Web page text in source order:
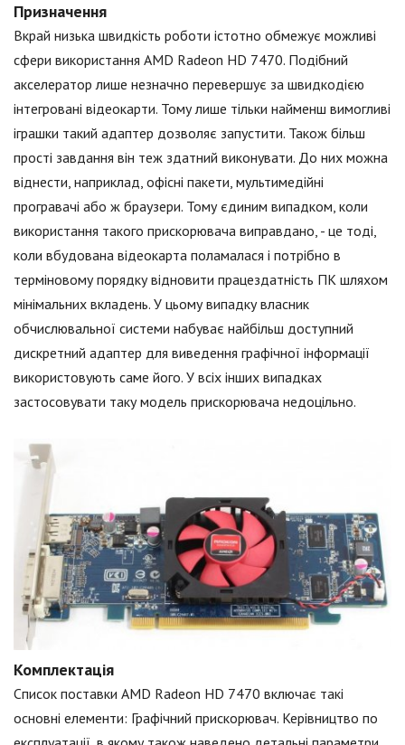
Призначення
Вкрай низька швидкість роботи істотно обмежує можливі
сфери використання AMD Radeon HD 7470. Подібний
акселератор лише незначно перевершує за швидкодією
інтегровані відеокарти. Тому лише тільки найменш вимогливі
іграшки такий адаптер дозволяє запустити. Також більш
прості завдання він теж здатний виконувати. До них можна
віднести, наприклад, офісні пакети, мультимедійні
програвачі або ж браузери. Тому єдиним випадком, коли
використання такого прискорювача виправдано, - це тоді,
коли вбудована відеокарта поламалася і потрібно в
терміновому порядку відновити працездатність ПК шляхом
мінімальних вкладень. У цьому випадку власник
обчислювальної системи набуває найбільш доступний
дискретний адаптер для виведення графічної інформації
використовують саме його. У всіх інших випадках
застосовувати таку модель прискорювача недоцільно.
Комплектація
Список поставки AMD Radeon HD 7470 включає такі
основні елементи: Графічний прискорювач. Керівництво по